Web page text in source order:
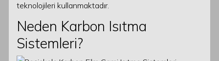
teknolojileri kullanmaktadır.
Neden Karbon Isıtma
Sistemleri?